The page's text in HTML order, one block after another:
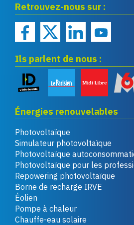
renouvelables
Retrouvez-nous sur :
Ils parlent de nous :
Énergies renouvelables
Photovoltaïque
Simulateur photovoltaïque
Photovoltaïque
Photovoltaïque pour les
Repowering photovoltaïque
Borne de recharge IRVE
Éolien
Pompe à chaleur
Chauffe-eau solaire